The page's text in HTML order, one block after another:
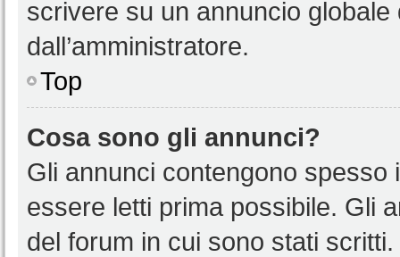
scrivere su un annuncio
dall’amministratore.
Top
Cosa sono gli annunci?
Gli annunci contengono
essere letti prima possibile. Gli
del forum in cui sono stati